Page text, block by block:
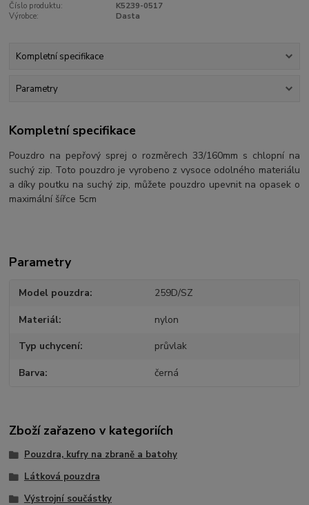
Číslo produktu:
K5239-0517
Výrobce:
Dasta
Kompletní specifikace
Parametry
Kompletní specifikace
Pouzdro na pepřový sprej o rozměrech 33/160mm s chlopní na
suchý zip. Toto pouzdro je vyrobeno z vysoce odolného materiálu
a díky poutku na suchý zip, můžete pouzdro upevnit na opasek o
maximální šířce 5cm
Parametry
Model pouzdra 259D/SZ
Materiál nylon
Typ uchycení průvlak
Barva černá
Zboží zařazeno v kategoriích
Pouzdra, kufry na zbraně a batohy
Látková pouzdra
Výstrojní součástky